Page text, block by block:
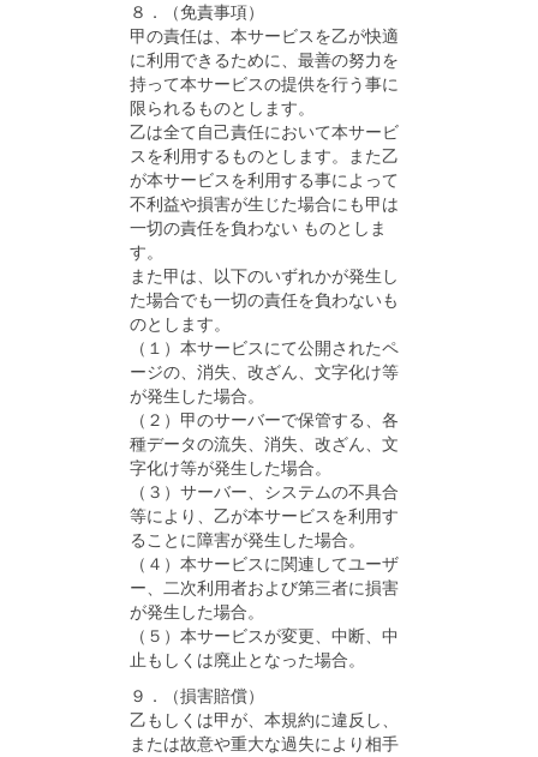
８．（免責事項）
甲の責任は、本サービスを乙が快適
に利用できるために、最善の努力を
持って本サービスの提供を行う事に
限られるものとします。
乙は全て自己責任において本サービ
スを利用するものとします。また乙
が本サービスを利用する事によって
不利益や損害が生じた場合にも甲は
一切の責任を負わない ものとしま
す。
また甲は、以下のいずれかが発生し
た場合でも一切の責任を負わないも
のとします。
（１）本サービスにて公開されたペ
ージの、消失、改ざん、文字化け等
が発生した場合。
（２）甲のサーバーで保管する、各
種データの流失、消失、改ざん、文
字化け等が発生した場合。
（３）サーバー、システムの不具合
等により、乙が本サービスを利用す
ることに障害が発生した場合。
（４）本サービスに関連してユーザ
ー、二次利用者および第三者に損害
が発生した場合。
（５）本サービスが変更、中断、中
止もしくは廃止となった場合。
９．（損害賠償）
乙もしくは甲が、本規約に違反し、
または故意や重大な過失により相手